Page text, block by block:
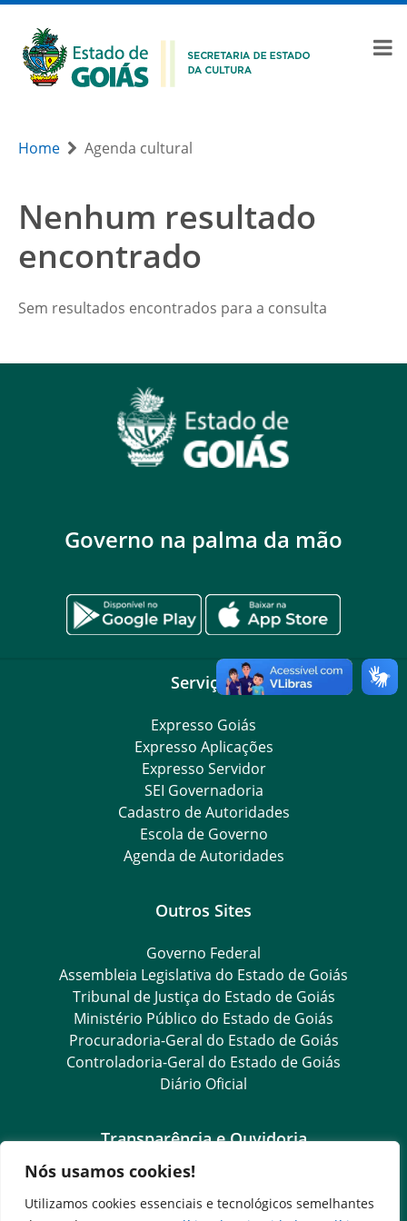
Nós usamos cookies!
Utilizamos cookies essenciais e tecnológicos semelhantes
Home Agenda cultural
Nenhum resultado
encontrado
Sem resultados encontrados para a consulta
Governo na palma da mão
Serviços
Expresso Goiás
Expresso Aplicações
Expresso Servidor
SEI Governadoria
Cadastro de Autoridades
Escola de Governo
Agenda de Autoridades
Outros Sites
Governo Federal
Assembleia Legislativa do Estado de Goiás
Tribunal de Justiça do Estado de Goiás
Ministério Público do Estado de Goiás
Procuradoria-Geral do Estado de Goiás
Controladoria-Geral do Estado de Goiás
Diário Oficial
Transparência e Ouvidoria
LGPD
Goiás Transparência